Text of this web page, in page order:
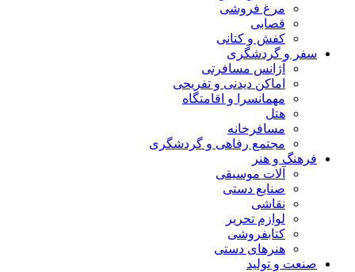
مرغ فروشی
قصابی
کفش و کتانی
سفر و گردشگری
آژانس مسافرتی
اماکن دیدنی و تفریحی
مهمانسرا و اقامتگاه
هتل
مسافرخانه
مجتمع رفاهی و گردشگری
فرهنگ و هنر
آلات موسیقی
صنایع دستی
نقاشی
لوازم تحریر
کتابفروشی
هنرهای دستی
صنعت و تولید